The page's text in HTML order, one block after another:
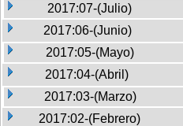
2017:07-(Julio)
2017:06-(Junio)
2017:05-(Mayo)
2017:04-(Abril)
2017:03-(Marzo)
2017:02-(Febrero)